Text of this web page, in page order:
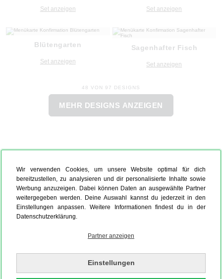
Wir verwenden Cookies, um unsere Website optimal für dich
bereitzustellen, zu analysieren und dir personalisierte Inhalte sowie
Werbung anzuzeigen. Dabei können Daten an ausgewählte Partner
weitergegeben werden. Deine Auswahl kannst du jederzeit in den
Einstellungen anpassen. Weitere Informationen findest du in der
Datenschutzerklärung.
Partner anzeigen
Einstellungen
Set anzeigen Set anzeigen
Blütengarten
Set anzeigen
Sagenhafter Fisch
Set anzeigen
48 VON 97 DESIGNS
MEHR DESIGNS ANZEIGEN